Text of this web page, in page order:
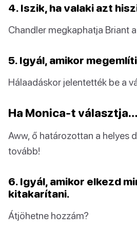
4. Iszik, ha valaki azt
Chandler megkaphatja Briant
5. Igyál, amikor
Hálaadáskor jelentették be a
Ha Monica-t választja…
Aww, ő határozottan a helyes
tovább!
6. Igyál, amikor elkezd
kitakarítani.
Átjöhetne hozzám?